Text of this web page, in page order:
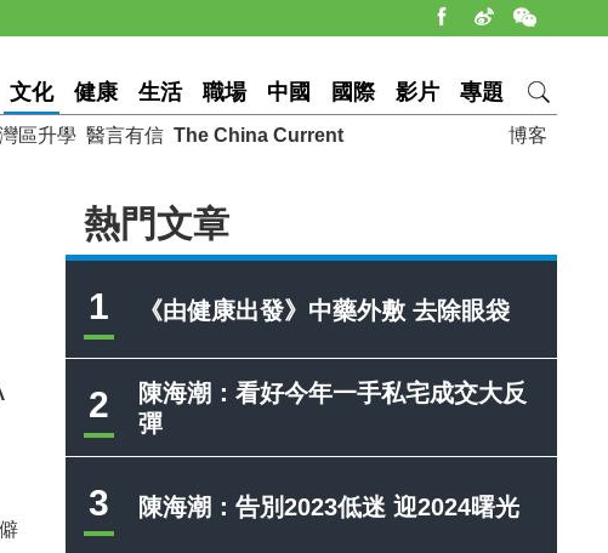
文化 健康 生活 職場 中國 國際 影片 專題
博客
區升學 醫言有信 The China Current
熱門文章
1 《由健康出發》中藥外敷 去除眼袋
2
陳海潮：看好今年一手私宅成交大反
彈
3 陳海潮：告別2023低迷 迎2024曙光